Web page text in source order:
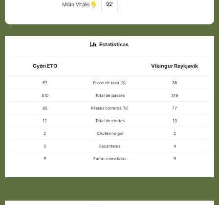
Milán Vitális 92'
Estatísticas
Győri ETO Víkingur Reykjavík
62 Posse de bola (%) 38
510 Total de passes 319
85 Passes corretos (%) 77
12 Total de chutes 10
2 Chutes no gol 2
5 Escanteios 4
9 Faltas cometidas 9